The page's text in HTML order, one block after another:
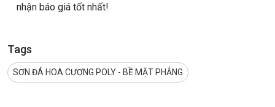
nhận báo giá tốt nhất!
Tags
SƠN ĐÁ HOA CƯƠNG POLY - BỀ MẶT PHẲNG